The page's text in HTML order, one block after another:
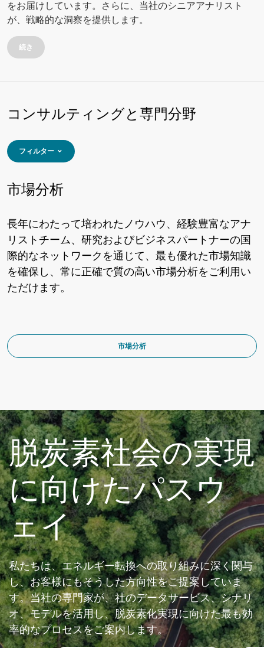
をお届けしています。さらに、当社のシニアアナリスト
が、戦略的な洞察を提供します。
続き
コンサルティングと専門分野
フィルター
市場分析
長年にわたって培われたノウハウ、経験豊富なアナ
リストチーム、研究およびビジネスパートナーの国
際的なネットワークを通じて、最も優れた市場知識
を確保し、常に正確で質の高い市場分析をご利用い
ただけます。
市場分析
脱炭素社会の実現
に向けたパスウ
ェイ
私たちは、エネルギー転換への取り組みに深く関与
し、お客様にもそうした方向性をご提案していま
す。当社の専門家が、社のデータサービス、シナリ
オ、モデルを活用し、脱炭素化実現に向けた最も効
率的なプロセスをご案内します。